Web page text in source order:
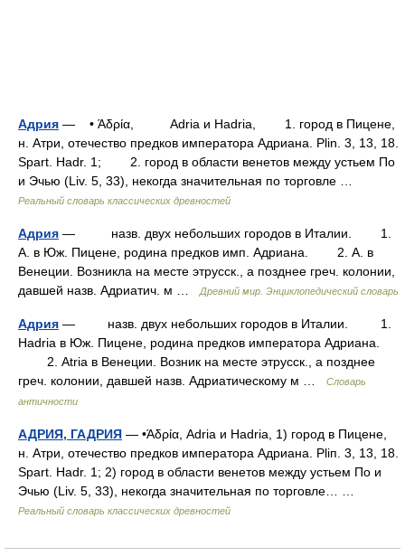
Адрия — • Άδρία, Adria и Hadria, 1. город в Пицене,
н. Атри, отечество предков императора Адриана. Plin. 3, 13, 18.
Spart. Hadr. 1; 2. город в области венетов между устьем По
и Эчью (Liv. 5, 33), некогда значительная по торговле …
Реальный словарь классических древностей
Адрия — назв. двух небольших городов в Италии. 1.
А. в Юж. Пицене, родина предков имп. Адриана. 2. А. в
Венеции. Возникла на месте этрусск., а позднее греч. колонии,
давшей назв. Адриатич. м …
Древний мир. Энциклопедический словарь
Адрия — назв. двух небольших городов в Италии. 1.
Hadria в Юж. Пицене, родина предков императора Адриана.
2. Atria в Венеции. Возник на месте этрусск., а позднее
греч. колонии, давшей назв. Адриатическому м …
Словарь
античности
АДРИЯ, ГАДРИЯ — •Άδρία, Adria и Hadria, 1) город в Пицене,
н. Атри, отечество предков императора Адриана. Рliп. 3, 13, 18.
Spart. Hadr. 1; 2) город в области венетов между устьем По и
Эчью (Liv. 5, 33), некогда значительная по торговле… …
Реальный словарь классических древностей